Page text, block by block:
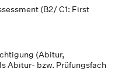
(B2/ C1: First
(Abitur,
Abitur- bzw. Prüfungsfach